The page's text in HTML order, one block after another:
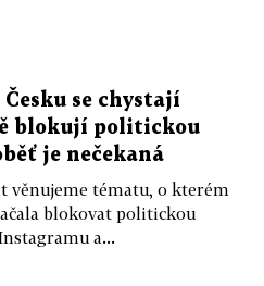
se chystají
blokují politickou
je nečekaná
věnujeme tématu, o kterém
blokovat politickou
a...